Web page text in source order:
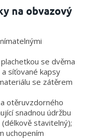
na obvazový
se dvěma
síťované kapsy
se zátěrem
otěruvzdorného
snadnou údržbu
stavitelný);
uchopením